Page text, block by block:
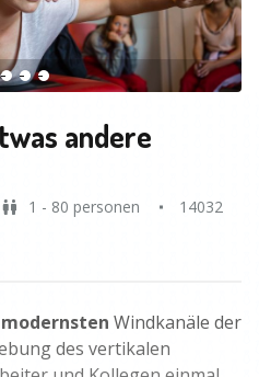
andere
1 - 80 personen 14032
Windkanäle der
des vertikalen